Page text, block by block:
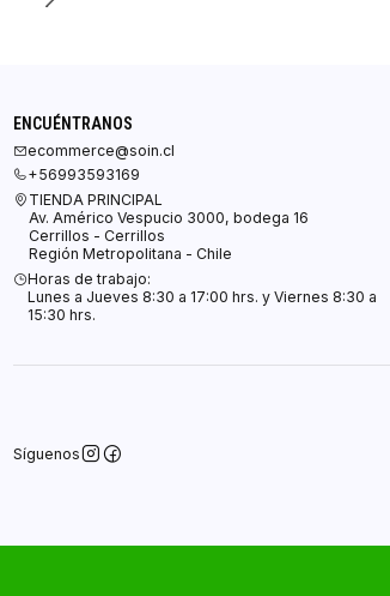
ENCUÉNTRANOS
ecommerce@soin.cl
+56993593169
TIENDA PRINCIPAL
Av. Américo Vespucio 3000, bodega 16
Cerrillos - Cerrillos
Región Metropolitana - Chile
Horas de trabajo:
Lunes a Jueves 8:30 a 17:00 hrs. y Viernes 8:30 a
15:30 hrs.
Síguenos